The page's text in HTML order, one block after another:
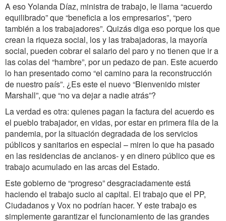
A eso Yolanda Díaz, ministra de trabajo, le llama “acuerdo
equilibrado” que “beneficia a los empresarios”, “pero
también a los trabajadores”. Quizás diga eso porque los que
crean la riqueza social, los y las trabajadoras, la mayoría
social, pueden cobrar el salario del paro y no tienen que ir a
las colas del “hambre”, por un pedazo de pan. Este acuerdo
lo han presentado como “el camino para la reconstrucción
de nuestro país”. ¿Es este el nuevo “Bienvenido mister
Marshall”, que “no va dejar a nadie atrás”?
La verdad es otra: quienes pagan la factura del acuerdo es
el pueblo trabajador, en vidas, por estar en primera fila de la
pandemia, por la situación degradada de los servicios
públicos y sanitarios en especial – miren lo que ha pasado
en las residencias de ancianos- y en dinero público que es
trabajo acumulado en las arcas del Estado.
Este gobierno de “progreso” desgraciadamente está
haciendo el trabajo sucio al capital. El trabajo que el PP,
Ciudadanos y Vox no podrían hacer. Y este trabajo es
simplemente garantizar el funcionamiento de las grandes